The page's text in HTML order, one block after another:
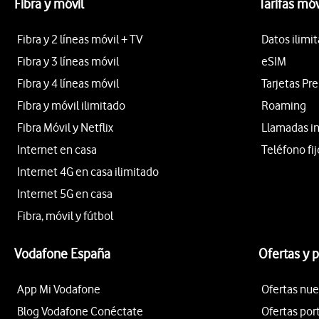
Fibra y móvil
Fibra y 2 líneas móvil + TV
Fibra y 3 líneas móvil
Fibra y 4 líneas móvil
Fibra y móvil ilimitado
Fibra Móvil y Netflix
Internet en casa
Internet 4G en casa ilimitado
Internet 5G en casa
Fibra, móvil y fútbol
Tarifas
Datos
eSIM
Tarjetas
Roaming
Llamadas
Teléfono
Vodafone España
App Mi Vodafone
Blog Vodafone Conéctate
Ofertas y
Ofertas
Ofertas